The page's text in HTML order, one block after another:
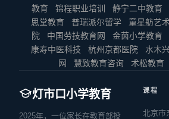
教育
锦程职业培训 静宁二中教育
思堂教育
普瑞派尔留学 童星舫艺
院
中国劳技教育网 金茵小学教育
康寿中医科技
杭州京都医院 水木
网
慧致教育咨询 术松教育
灯市口小学教育
2025年，一位家长在教育部投
课程
北京市